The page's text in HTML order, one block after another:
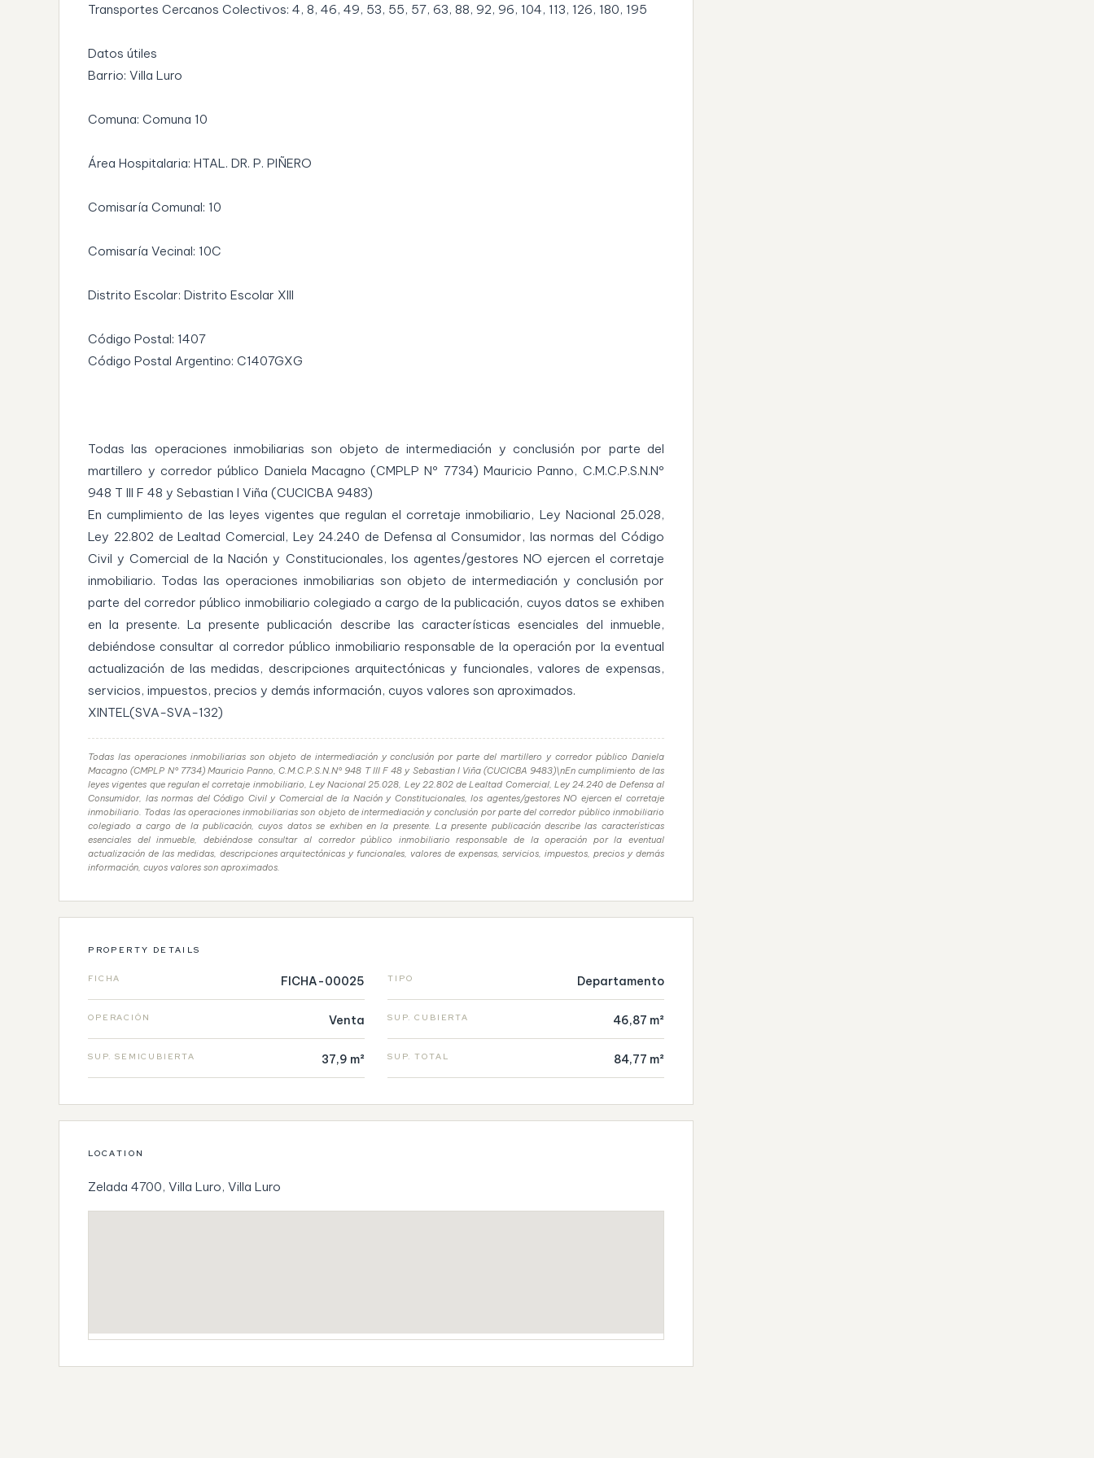
Transportes Cercanos Colectivos: 4, 8, 46, 49, 53, 55, 57, 63, 88, 92, 96, 104, 113, 126, 180, 195
Datos útiles
Barrio: Villa Luro
Comuna: Comuna 10
Área Hospitalaria: HTAL. DR. P. PIÑERO
Comisaría Comunal: 10
Comisaría Vecinal: 10C
Distrito Escolar: Distrito Escolar XIII
Código Postal: 1407
Código Postal Argentino: C1407GXG
Todas las operaciones inmobiliarias son objeto de intermediación y conclusión por parte del
martillero y corredor público Daniela Macagno (CMPLP Nº 7734) Mauricio Panno, C.M.C.P.S.N.Nº
948 T III F 48 y Sebastian I Viña (CUCICBA 9483)
En cumplimiento de las leyes vigentes que regulan el corretaje inmobiliario, Ley Nacional 25.028,
Ley 22.802 de Lealtad Comercial, Ley 24.240 de Defensa al Consumidor, las normas del Código
Civil y Comercial de la Nación y Constitucionales, los agentes/gestores NO ejercen el corretaje
inmobiliario. Todas las operaciones inmobiliarias son objeto de intermediación y conclusión por
parte del corredor público inmobiliario colegiado a cargo de la publicación, cuyos datos se exhiben
en la presente. La presente publicación describe las características esenciales del inmueble,
debiéndose consultar al corredor público inmobiliario responsable de la operación por la eventual
actualización de las medidas, descripciones arquitectónicas y funcionales, valores de expensas,
servicios, impuestos, precios y demás información, cuyos valores son aproximados.
XINTEL(SVA-SVA-132)
Todas las operaciones inmobiliarias son objeto de intermediación y conclusión por parte del martillero y corredor público Daniela
Macagno (CMPLP N° 7734) Mauricio Panno, C.M.C.P.S.N.N° 948 T III F 48 y Sebastian I Viña (CUCICBA 9483)\nEn cumplimiento de las
leyes vigentes que regulan el corretaje inmobiliario, Ley Nacional 25.028, Ley 22.802 de Lealtad Comercial, Ley 24.240 de Defensa al
Consumidor, las normas del Código Civil y Comercial de la Nación y Constitucionales, los agentes/gestores NO ejercen el corretaje
inmobiliario. Todas las operaciones inmobiliarias son objeto de intermediación y conclusión por parte del corredor público inmobiliario
colegiado a cargo de la publicación, cuyos datos se exhiben en la presente. La presente publicación describe las características
esenciales del inmueble, debiéndose consultar al corredor público inmobiliario responsable de la operación por la eventual
actualización de las medidas, descripciones arquitectónicas y funcionales, valores de expensas, servicios, impuestos, precios y demás
información, cuyos valores son aproximados.
PROPERTY DETAILS
FICHA FICHA-00025 TIPO Departamento
OPERACIÓN Venta SUP. CUBIERTA 46,87 m²
SUP. SEMICUBIERTA 37,9 m² SUP. TOTAL 84,77 m²
LOCATION
Zelada 4700, Villa Luro, Villa Luro